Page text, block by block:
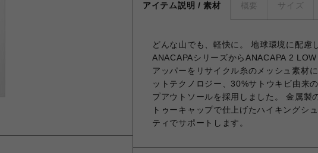
アイテム説明 / 素材 概要 サイズ
どんな山でも、軽快に。 地球環境に配慮
ANACAPAシリーズからANACAPA 2
アッパーをリサイクル糸のメッシュ素材
ットテクノロジー、30%サトウキビ由来
プアウトソールを採用しました。 金属製
トゥーキャップで仕上げたハイキングシ
ティでサポートします。